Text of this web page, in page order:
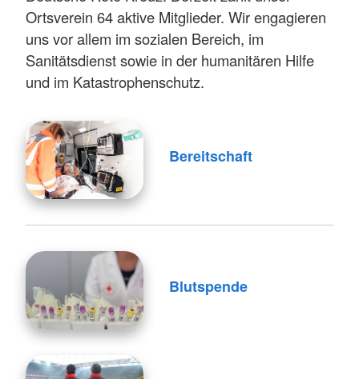
Ortsverein 64 aktive Mitglieder. Wir engagieren
uns vor allem im sozialen Bereich, im
Sanitätsdienst sowie in der humanitären Hilfe
und im Katastrophenschutz.
Bereitschaft
Blutspende